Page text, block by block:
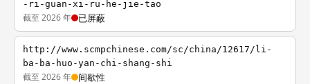
-ri-guan-xi-ru-he-jie-tao
截至 2026 年 已屏蔽
http://www.scmpchinese.com/sc/china/12617/li-
ba-ba-huo-yan-chi-shang-shi
截至 2026 年 间歇性